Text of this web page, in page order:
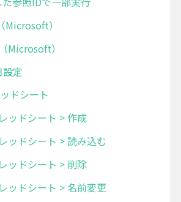
Microsoft）
Microsoft）
定
ドシート
ッドシート > 作成
ッドシート > 読み込む
ッドシート > 削除
ッドシート > 名前変更